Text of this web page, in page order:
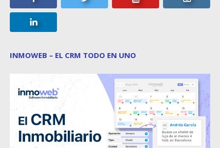
INMOWEB – EL CRM TODO EN UNO